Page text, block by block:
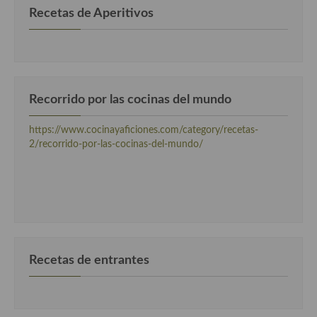
Cocina Danesa
Cocina de Ucrania
Cocina Eslovena
Recetas de Aperitivos
Recorrido por las cocinas del mundo
https://www.cocinayaficiones.com/category/recetas-
2/recorrido-por-las-cocinas-del-mundo/
Recetas de entrantes